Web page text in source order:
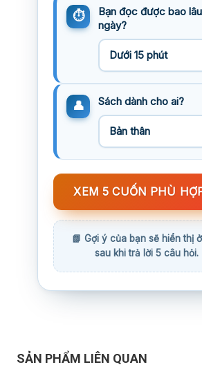
Bạn đọc được bao
ngày?
Sách dành cho ai?
XEM 5 CUỐN PHÙ
SẢN PHẨM LIÊN QUAN